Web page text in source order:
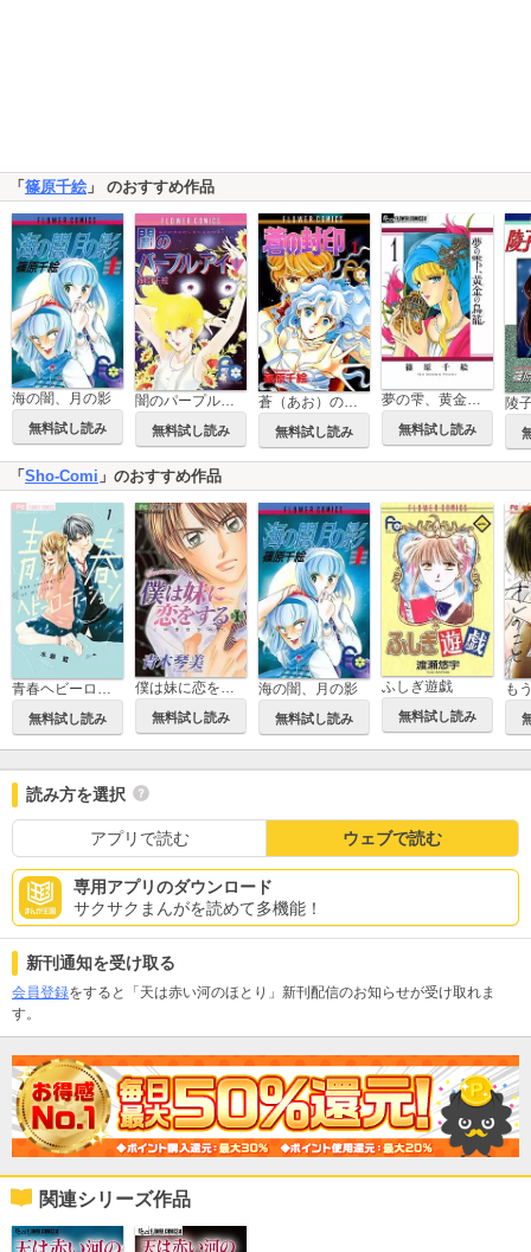
「篠原千絵 」 のおすすめ作品
海の闇、月の影
無料試し読み
闇のパープル・アイ
無料試し読み 無料試し読み 無料試し読み
「 Sho-Comi 」のおすすめ作品
無料試し読み
僕は妹に恋をする
無料試し読み
海の闇、月の影
無料試し読み
ふしぎ遊戯
無料試し読み
読み方を選択
アプリで読む ウェブで読む
専用アプリのダウンロード
サクサクまんがを読めて多機能！
新刊通知を受け取る
会員登録をすると「天は赤い河のほとり」新刊配信のお知らせが受け取れま
す。
関連シリーズ作品